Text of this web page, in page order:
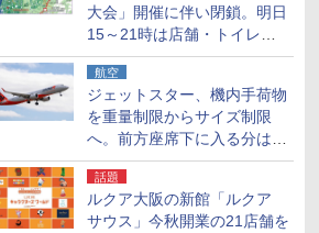
大会」開催に伴い閉鎖。明日
15～21時は店舗・トイレ・
駐車場の利用不可
航空
ジェットスター、機内手荷物
を重量制限からサイズ制限
へ。前方座席下に入る分はす
べての運賃で無料に
話題
ルクア大阪の新館「ルクア
サウス」今秋開業の21店舗を